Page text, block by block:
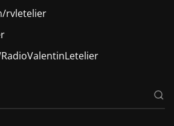
rvletelier